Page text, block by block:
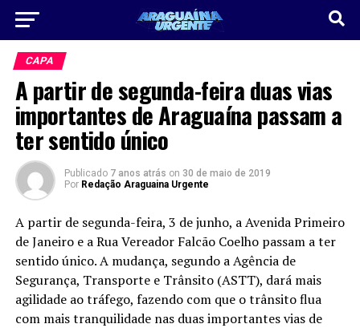
CAPA
A partir de segunda-feira duas vias
importantes de Araguaína passam a
ter sentido único
Publicado 7 anos atrás on 30 de maio de 2019
Por Redação Araguaina Urgente
A partir de segunda-feira, 3 de junho, a Avenida Primeiro
de Janeiro e a Rua Vereador Falcão Coelho passam a ter
sentido único. A mudança, segundo a Agência de
Segurança, Transporte e Trânsito (ASTT), dará mais
agilidade ao tráfego, fazendo com que o trânsito flua
com mais tranquilidade nas duas importantes vias de